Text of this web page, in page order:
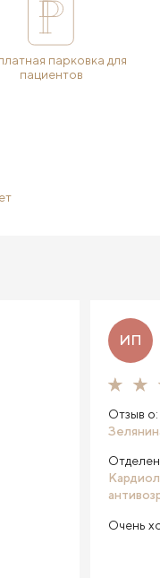
парковка для
пациентов
ИП
Отзыв о:
Очень